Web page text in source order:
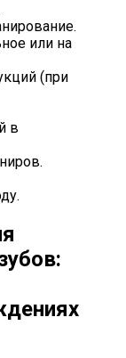
или на
(при
в